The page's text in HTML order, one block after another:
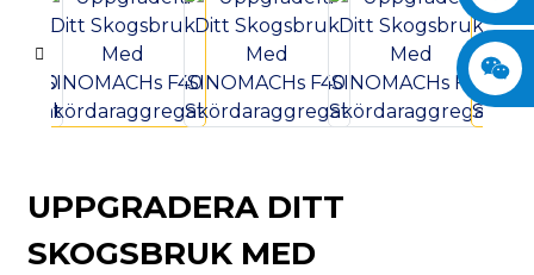
UPPGRADERA DITT
SKOGSBRUK MED